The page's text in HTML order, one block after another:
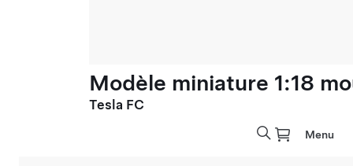
Modèle miniature 1:18
Tesla FC
Menu